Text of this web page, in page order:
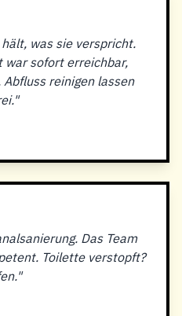
was sie verspricht.
war sofort erreichbar,
reinigen lassen
Das Team
Toilette verstopft?